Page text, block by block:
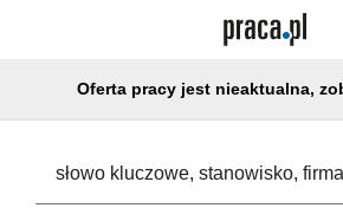
Oferta pracy jest nieaktualna,